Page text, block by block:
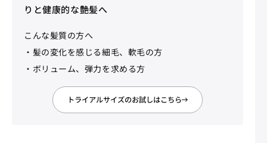
りと健康的な艶髪へ
こんな髪質の方へ
・髪の変化を感じる細毛、軟毛の方
・ボリューム、弾力を求める方
トライアルサイズのお試しはこちら